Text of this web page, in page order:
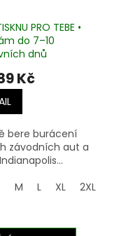
5XL
PRO TEBE •
do 7–10
dnů
Kč
bere burácení
závodních aut a
M L XL 2XL